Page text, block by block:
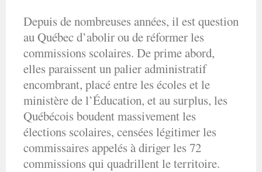
Depuis de nombreuses années, il est question
au Québec d’abolir ou de réformer les
commissions scolaires. De prime abord,
elles paraissent un palier administratif
encombrant, placé entre les écoles et le
ministère de l’Éducation, et au surplus, les
Québécois boudent massivement les
élections scolaires, censées légitimer les
commissaires appelés à diriger les 72
commissions qui quadrillent le territoire.